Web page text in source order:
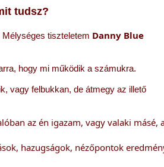
tudsz?
Mélységes tiszteletem Danny Blue
hogy mi működik a számukra.
vagy felbukkan, de átmegy az illető
az én igazam, vagy valaki másé,
hazugságok, nézőpontok